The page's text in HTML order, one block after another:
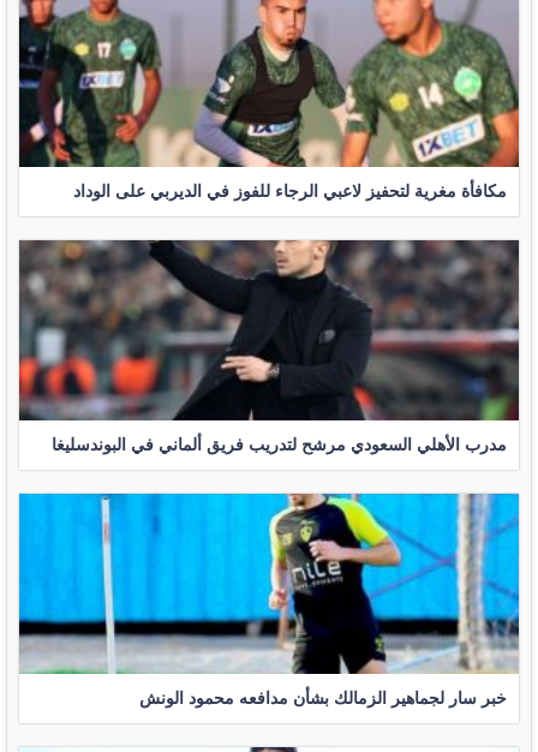
مكافأة مغرية لتحفيز لاعبي الرجاء للفوز في الديربي على الوداد
مدرب الأهلي السعودي مرشح لتدريب فريق ألماني في البوندسليغا
خبر سار لجماهير الزمالك بشأن مدافعه محمود الونش